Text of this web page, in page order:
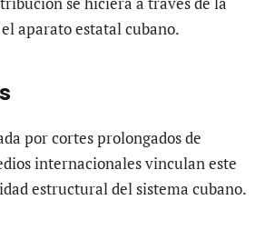
aparato estatal cubano.
por cortes prolongados de
internacionales vinculan este
estructural del sistema cubano.